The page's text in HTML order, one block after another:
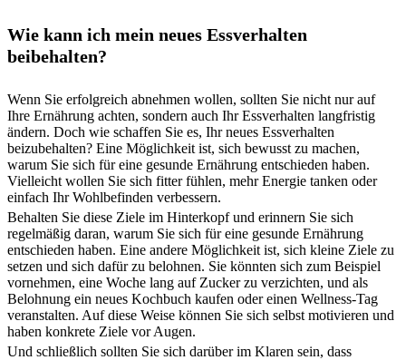
Wie kann ich mein neues Essverhalten
beibehalten?
Wenn Sie erfolgreich abnehmen wollen, sollten Sie nicht nur auf
Ihre Ernährung achten, sondern auch Ihr Essverhalten langfristig
ändern. Doch wie schaffen Sie es, Ihr neues Essverhalten
beizubehalten? Eine Möglichkeit ist, sich bewusst zu machen,
warum Sie sich für eine gesunde Ernährung entschieden haben.
Vielleicht wollen Sie sich fitter fühlen, mehr Energie tanken oder
einfach Ihr Wohlbefinden verbessern.
Behalten Sie diese Ziele im Hinterkopf und erinnern Sie sich
regelmäßig daran, warum Sie sich für eine gesunde Ernährung
entschieden haben. Eine andere Möglichkeit ist, sich kleine Ziele zu
setzen und sich dafür zu belohnen. Sie könnten sich zum Beispiel
vornehmen, eine Woche lang auf Zucker zu verzichten, und als
Belohnung ein neues Kochbuch kaufen oder einen Wellness-Tag
veranstalten. Auf diese Weise können Sie sich selbst motivieren und
haben konkrete Ziele vor Augen.
Und schließlich sollten Sie sich darüber im Klaren sein, dass